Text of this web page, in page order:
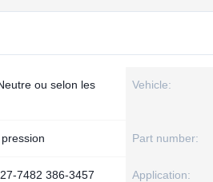
ou selon les
Vehicle:
Part number:
7482 386-3457
Application: